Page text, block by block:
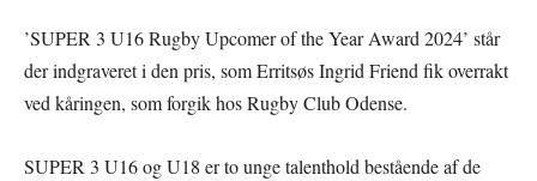
’SUPER 3 U16 Rugby Upcomer of the Year Award 2024’ står
der indgraveret i den pris, som Erritsøs Ingrid Friend fik overrakt
ved kåringen, som forgik hos Rugby Club Odense.
SUPER 3 U16 og U18 er to unge talenthold bestående af de